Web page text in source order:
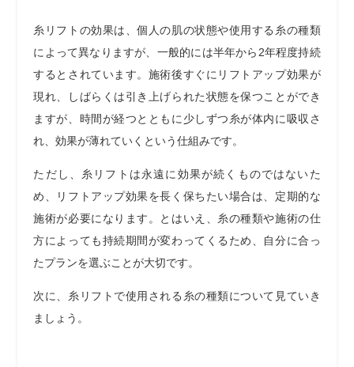
糸リフトの効果は、個人の肌の状態や使用する糸の種類
によって異なりますが、一般的には半年から2年程度持続
するとされています。施術後すぐにリフトアップ効果が
現れ、しばらくは引き上げられた状態を保つことができ
ますが、時間が経つとともに少しずつ糸が体内に吸収さ
れ、効果が薄れていくという仕組みです。
ただし、糸リフトは永遠に効果が続くものではないた
め、リフトアップ効果を長く保ちたい場合は、定期的な
施術が必要になります。とはいえ、糸の種類や施術の仕
方によっても持続期間が変わってくるため、自分に合っ
たプランを選ぶことが大切です。
次に、糸リフトで使用される糸の種類について見ていき
ましょう。